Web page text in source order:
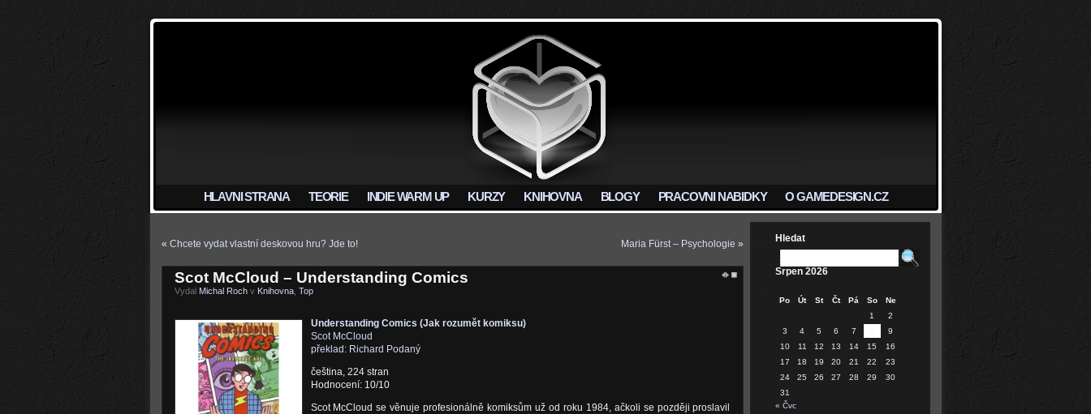
HLAVNI STRANA TEORIE INDIE WARM UP KURZY KNIHOVNA BLOGY PRACOVNI NABIDKY O GAMEDESIGN.CZ
« Chcete vydat vlastní deskovou hru? Jde to! Maria Fürst – Psychologie »
Scot McCloud – Understanding Comics
Vydal Michal Rochv Knihovna, Top
Understanding Comics (Jak rozumět komiksu)
Scot McCloud
překlad: Richard Podaný
čeština, 224 stran
Hodnocení: 10/10
Scot McCloud se věnuje profesionálně komiksům už od roku 1984, ačkoli se později proslavil
Hledat
Srpen 2026
Po Út St Čt Pá So
Ne
1
2
3
4 5 6 7
9
10
11 12 13 14 15
16
17
18 19 20 21 22
23
24
25 26 27 28 29
30
31
« Čvc